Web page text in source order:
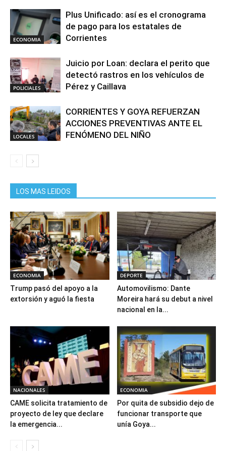
ECONOMIA
Plus Unificado: así es el cronograma
de pago para los estatales de
Corrientes
POLICIALES
Juicio por Loan: declara el perito que
detectó rastros en los vehículos de
Pérez y Caillava
LOCALES
CORRIENTES Y GOYA REFUERZAN
ACCIONES PREVENTIVAS ANTE EL
FENÓMENO DEL NIÑO
LOS MAS LEIDOS
ECONOMIA
Trump pasó del apoyo a la
extorsión y aguó la fiesta
DEPORTE
Automovilismo: Dante
Moreira hará su debut a nivel
nacional en la...
NACIONALES
CAME solicita tratamiento de
proyecto de ley que declare
la emergencia...
ECONOMIA
Por quita de subsidio dejo de
funcionar transporte que
unía Goya...